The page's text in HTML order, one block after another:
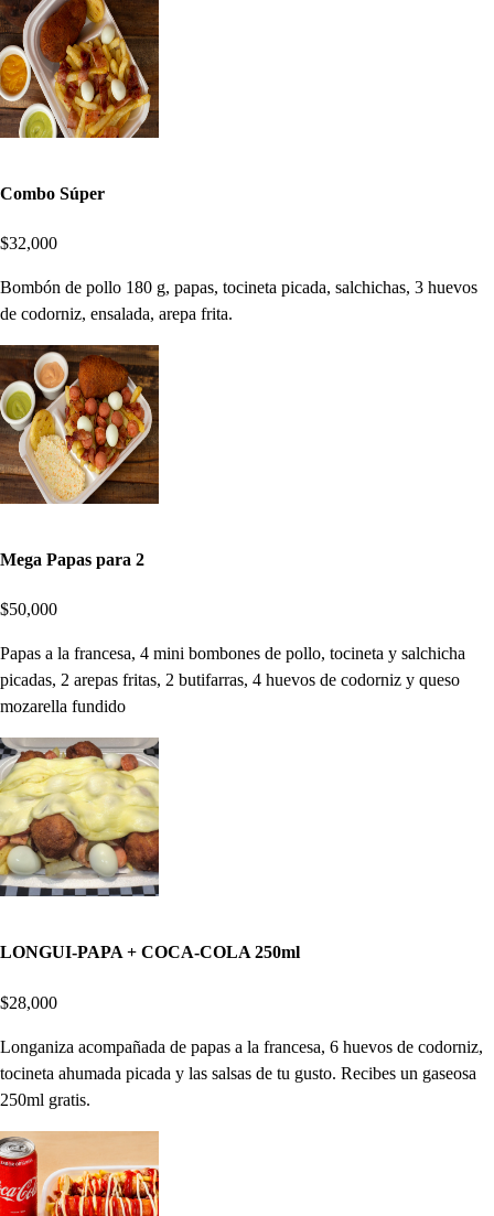
Combo Súper
$32,000
Bombón de pollo 180 g, papas, tocineta picada, salchichas, 3 huevos
de codorniz, ensalada, arepa frita.
Mega Papas para 2
$50,000
Papas a la francesa, 4 mini bombones de pollo, tocineta y salchicha
picadas, 2 arepas fritas, 2 butifarras, 4 huevos de codorniz y queso
mozarella fundido
LONGUI-PAPA + COCA-COLA 250ml
$28,000
Longaniza acompañada de papas a la francesa, 6 huevos de codorniz,
tocineta ahumada picada y las salsas de tu gusto. Recibes un gaseosa
250ml gratis.